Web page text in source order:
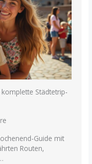
Städtetrip-
Guide mit
Routen,